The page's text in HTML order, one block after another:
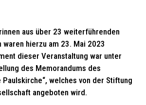
aus über 23 weiterführenden
waren hierzu am 23. Mai 2023
dieser Veranstaltung war unter
des Memorandums des
Paulskirche“, welches von der Stiftung
angeboten wird.